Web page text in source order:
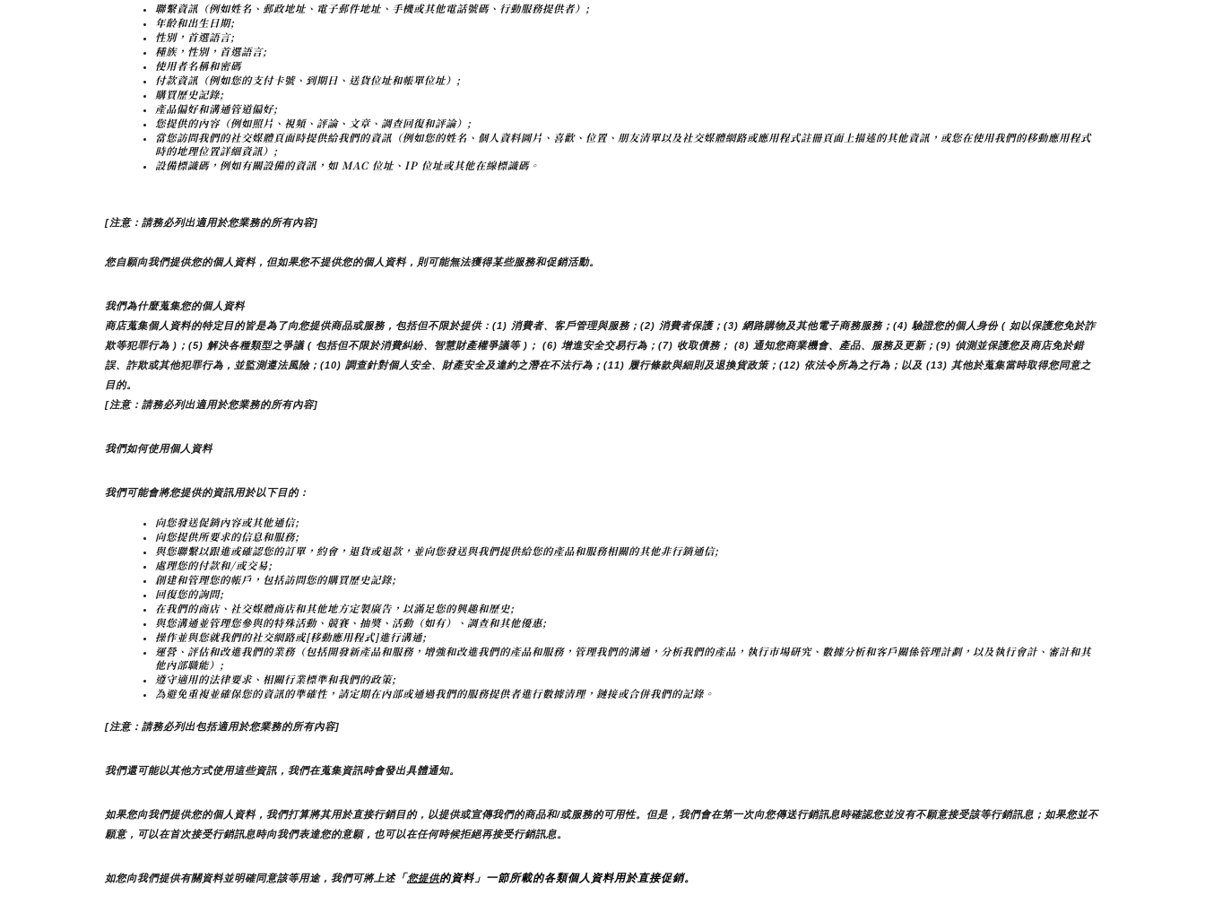
聯繫資訊（例如姓名、郵政地址、電子郵件地址、手機或其他電話號碼、行動服務提供者）;
年齡和出生日期;
性別，首選語言;
種族，性別，首選語言;
使用者名稱和密碼
付款資訊（例如您的支付卡號、到期日、送貨位址和帳單位址）;
購買歷史記錄;
產品偏好和溝通管道偏好;
您提供的內容（例如照片、視頻、評論、文章、調查回復和評論）;
當您訪問我們的社交媒體頁面時提供給我們的資訊（例如您的姓名、個人資料圖片、喜歡、位置、朋友清單以及社交媒體網路或應用程式註冊頁面上描述的其他資訊，或您在使用我們的移動應用程式
時的地理位置詳細資訊）;
設備標識碼，例如有關設備的資訊，如 MAC 位址、IP 位址或其他在線標識碼。
[注意：請務必列出適用於您業務的所有內容]
您自願向我們提供您的個人資料，但如果您不提供您的個人資料，則可能無法獲得某些服務和促銷活動。
我們為什麼蒐集您的個人資料
商店蒐集個人資料的特定目的皆是為了向您提供商品或服務，包括但不限於提供：(1) 消費者、客戶管理與服務；(2) 消費者保護；(3) 網路購物及其他電子商務服務；(4) 驗證您的個人身份 ( 如以保護您免於詐
欺等犯罪行為 )；(5) 解決各種類型之爭議 ( 包括但不限於消費糾紛、智慧財產權爭議等 )； (6) 增進安全交易行為；(7) 收取債務； (8) 通知您商業機會、產品、服務及更新；(9) 偵測並保護您及商店免於錯
誤、詐欺或其他犯罪行為，並監測遵法風險；(10) 調查針對個人安全、財產安全及違約之潛在不法行為；(11) 履行條款與細則及退換貨政策；(12) 依法令所為之行為；以及 (13) 其他於蒐集當時取得您同意之
目的。
[注意：請務必列出適用於您業務的所有內容]
我們如何使用個人資料
我們可能會將您提供的資訊用於以下目的：
向您發送促銷內容或其他通信;
向您提供所要求的信息和服務;
與您聯繫以跟進或確認您的訂單，約會，退貨或退款，並向您發送與我們提供給您的產品和服務相關的其他非行銷通信;
處理您的付款和/或交易;
創建和管理您的帳戶，包括訪問您的購買歷史記錄;
回復您的詢問;
在我們的商店、社交媒體商店和其他地方定製廣告，以滿足您的興趣和歷史;
與您溝通並管理您參與的特殊活動、競賽、抽獎、活動（如有）、調查和其他優惠;
操作並與您就我們的社交網路或[移動應用程式]進行溝通;
運營、評估和改進我們的業務（包括開發新產品和服務，增強和改進我們的產品和服務，管理我們的溝通，分析我們的產品，執行市場研究、數據分析和客戶關係管理計劃，以及執行會計、審計和其
他內部職能）;
遵守適用的法律要求、相關行業標準和我們的政策;
為避免重複並確保您的資訊的準確性，請定期在內部或通過我們的服務提供者進行數據清理，鏈接或合併我們的記錄。
[注意：請務必列出包括適用於您業務的所有內容]
我們還可能以其他方式使用這些資訊，我們在蒐集資訊時會發出具體通知。
如果您向我們提供您的個人資料，我們打算將其用於直接行銷目的，以提供或宣傳我們的商品和/或服務的可用性。但是，我們會在第一次向您傳送行銷訊息時確認您並沒有不願意接受該等行銷訊息；如果您並不
願意，可以在首次接受行銷訊息時向我們表達您的意願，也可以在任何時候拒絕再接受行銷訊息。
如您向我們提供有關資料並明確同意該等用途，我們可將上述「 您提供的資料」一節所載的各類個人資料用於直接促銷。